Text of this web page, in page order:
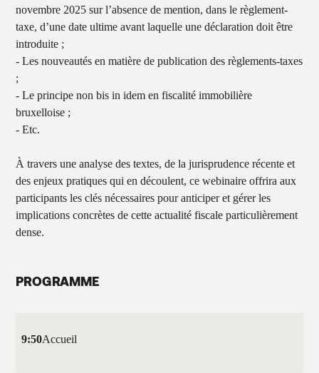
novembre 2025 sur l’absence de mention, dans le règlement-
taxe, d’une date ultime avant laquelle une déclaration doit être
introduite ;
- Les nouveautés en matière de publication des règlements-taxes
;
- Le principe non bis in idem en fiscalité immobilière
bruxelloise ;
- Etc.
À travers une analyse des textes, de la jurisprudence récente et
des enjeux pratiques qui en découlent, ce webinaire offrira aux
participants les clés nécessaires pour anticiper et gérer les
implications concrètes de cette actualité fiscale particulièrement
dense.
PROGRAMME
9:50Accueil